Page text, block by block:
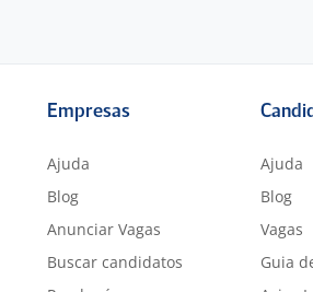
Empresas
Ajuda
Blog
Anunciar Vagas
Buscar candidatos
Ajuda
Blog
Vagas
Guia